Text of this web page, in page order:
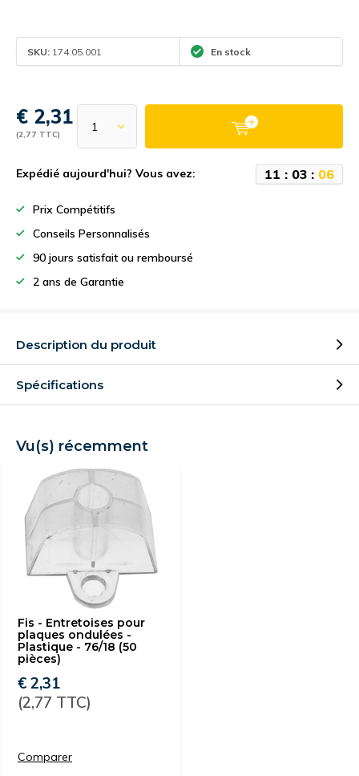
SKU: 174.05.001 En stock
€ 2,31
(2,77 TTC)
Expédié aujourd'hui? Vous avez: 11 : 03 : 06
Prix Compétitifs
Conseils Personnalisés
90 jours satisfait ou remboursé
2 ans de Garantie
Description du produit
Spécifications
Vu(s) récemment
Fis - Entretoises pour
plaques ondulées -
Plastique - 76/18 (50
pièces)
€ 2,31
(2,77 TTC)
Comparer